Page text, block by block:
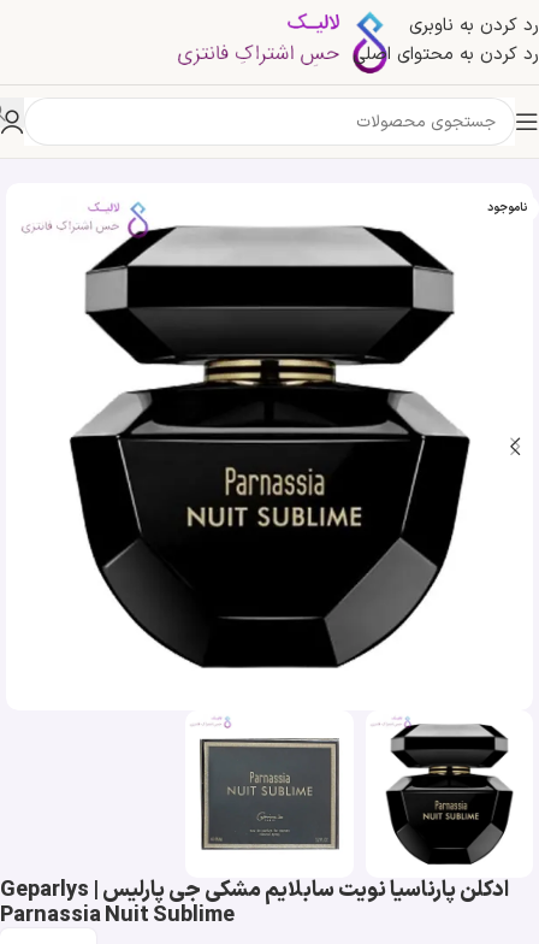
رد کردن به ناوبری
رد کردن به محتوای اصلی
خانه »فروشگاه »ادکلن پارناسیا نویت سابلایم مشکی جی پارلیس | Geparlys Parnassia Nuit Sublime
ناموجود
ادکلن پارناسیا نویت سابلایم مشکی جی پارلیس | Geparlys
Parnassia Nuit Sublime